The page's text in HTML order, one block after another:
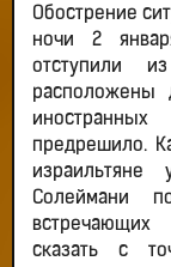
Обострение
ночи 2
отступили
расположены
предрешило.
Солеймани
встречающих
сказать с